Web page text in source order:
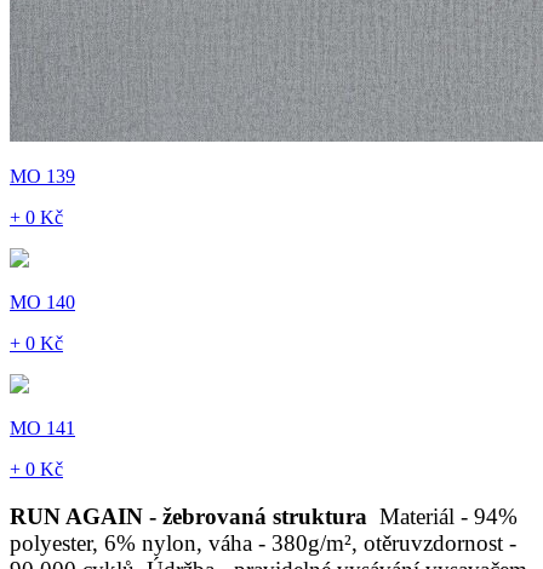
MO 139
+ 0 Kč
MO 140
+ 0 Kč
MO 141
+ 0 Kč
RUN AGAIN - žebrovaná struktura Materiál - 94%
polyester, 6% nylon, váha - 380g/m², otěruvzdornost -